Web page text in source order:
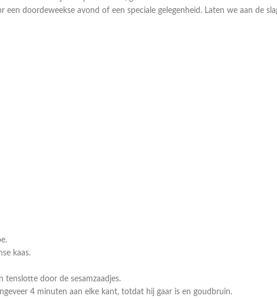
doordeweekse avond of een speciale gelegenheid. Laten we aan de
kaas.
tenslotte door de sesamzaadjes.
4 minuten aan elke kant, totdat hij gaar is en goudbruin.